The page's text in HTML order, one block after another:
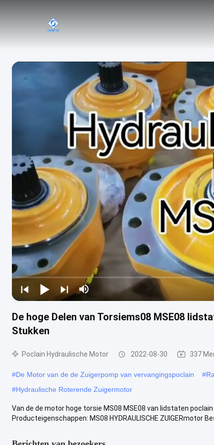
De hoge Delen van Torsiems08 MSE08
Stukken
Poclain Hydraulische Motor 2022-08-30 337
#De Motor van de de Zuigerpomp van vervangingspoclain #
#Hydraulische Roterende Zuigermotor
Van de de motor hoge torsie MS08 MSE08 van lidstaten
Producteigenschappen: MS08 HYDRAULISCHE ZUIGERmotor